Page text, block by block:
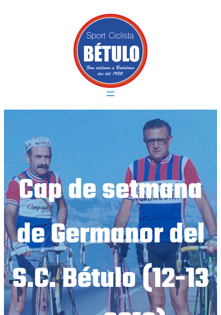
Cap de setmana
de Germanor del
S.C. Bétulo (12-13